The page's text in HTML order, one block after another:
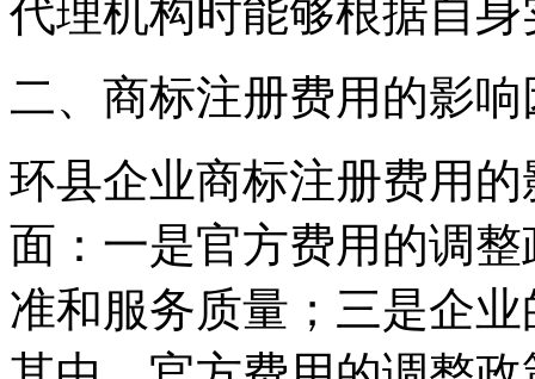
代理机构时能够根据自
二、商标注册费用的影响
环县企业商标注册费用
面：一是官方费用的调
准和服务质量；三是企